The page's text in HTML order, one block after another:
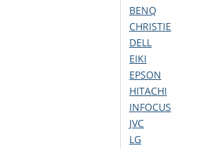
BENQ
CHRISTIE
DELL
EIKI
EPSON
HITACHI
INFOCUS
JVC
LG